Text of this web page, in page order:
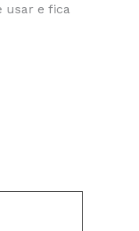
usar e fica